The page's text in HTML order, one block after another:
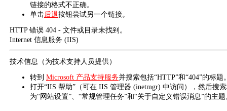
链接的格式不正确。
单击后退按钮尝试另一个链接。
HTTP 错误 404 - 文件或目录未找到。
Internet 信息服务 (IIS)
技术信息（为技术支持人员提供）
转到 Microsoft 产品支持服务并搜索包括“HTTP”和“404”的标题
打开“IIS 帮助”（可在 IIS 管理器 (inetmgr) 中访问），然后搜
为“网站设置”、“常规管理任务”和“关于自定义错误消息”的主题